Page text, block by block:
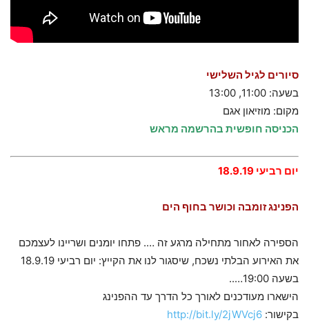
סיורים לגיל השלישי
בשעה: 11:00, 13:00
מקום: מוזיאון אגם
הכניסה חופשית בהרשמה מראש
יום רביעי 18.9.19
הפנינג זומבה וכושר בחוף הים
הספירה לאחור מתחילה מרגע זה …. פתחו יומנים ושריינו לעצמכם
את האירוע הבלתי נשכח, שיסגור לנו את הקייץ: יום רביעי 18.9.19
בשעה 19:00…..
הישארו מעודכנים לאורך כל הדרך עד ההפנינג
בקישור: http://bit.ly/2jWVcj6